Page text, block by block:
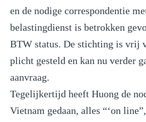
en de nodige correspondentie
belastingdienst is betrokken
BTW status. De stichting is vrij
plicht gesteld en kan nu verder
aanvraag.
Tegelijkertijd heeft Huong de
Vietnam gedaan, alles “‘on